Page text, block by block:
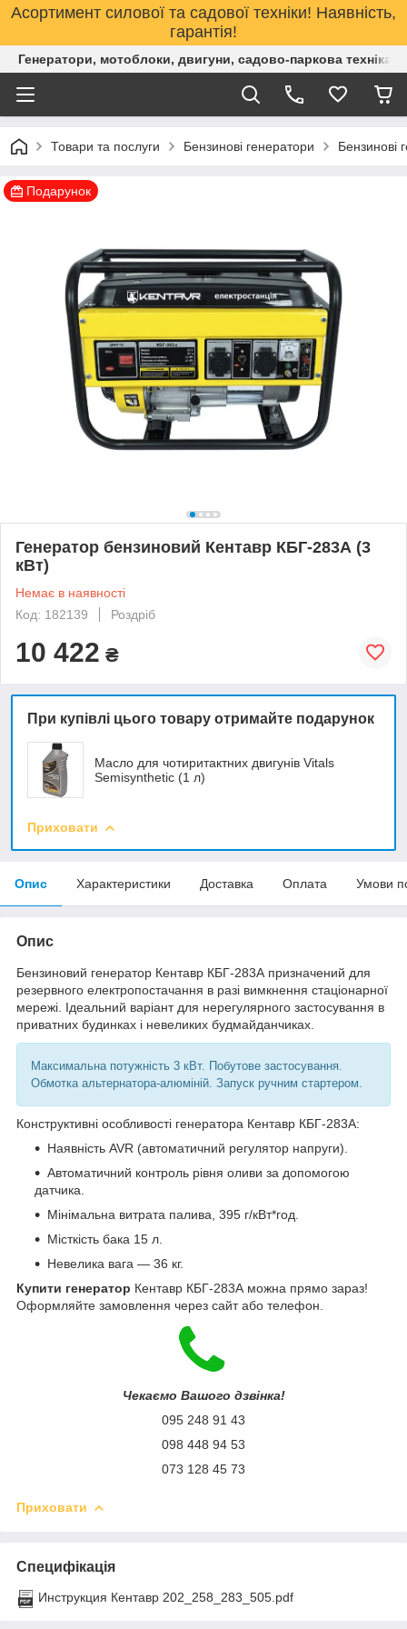
Асортимент силової та садової техніки! Наявність,
гарантія!
Генератори, мотоблоки, двигуни, садово-паркова техніка.
Товари та послуги Бензинові генератори Бензинові
Подарунок
Генератор бензиновий Кентавр КБГ-283А (3
кВт)
Немає в наявності
Код: 182139
Роздріб
10 422 ₴
При купівлі цього товару отримайте подарунок
Масло для чотиритактних двигунів Vitals
Semisynthetic (1 л)
Приховати
Опис Характеристики Доставка Оплата Умови
Опис
Бензиновий генератор Кентавр КБГ-283А призначений для
резервного електропостачання в разі вимкнення стаціонарної
мережі. Ідеальний варіант для нерегулярного застосування в
приватних будинках і невеликих будмайданчиках.
Максимальна потужність 3 кВт. Побутове застосування.
Обмотка альтернатора-алюміній. Запуск ручним стартером.
Конструктивні особливості генератора Кентавр КБГ-283А:
Наявність AVR (автоматичний регулятор напруги).
Автоматичний контроль рівня оливи за допомогою
датчика.
Мінімальна витрата палива, 395 г/кВт*год.
Місткість бака 15 л.
Невелика вага — 36 кг.
Купити генератор Кентавр КБГ-283А можна прямо зараз!
Оформляйте замовлення через сайт або телефон.
Чекаємо Вашого дзвінка!
095 248 91 43
098 448 94 53
073 128 45 73
Приховати
Специфікація
Инструкция Кентавр 202_258_283_505.pdf